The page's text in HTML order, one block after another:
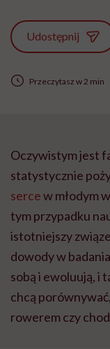
Udostępnij
Przeczytasz w 2 min
Oczywistym jest
statystycznie
sercew młodym
tym przypadku
istotniejszy
dowody w
sobą i ewoluują, i
chcą
rowerem czy